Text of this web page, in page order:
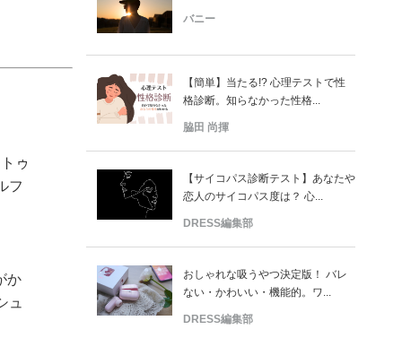
ゥ
フ
か
ュ
バニー
【簡単】当たる!? 心理テストで性
格診断。知らなかった性格...
脇田 尚揮
【サイコパス診断テスト】あなたや
恋人のサイコパス度は？ 心...
DRESS編集部
おしゃれな吸うやつ決定版！ バレ
ない・かわいい・機能的。ワ...
DRESS編集部